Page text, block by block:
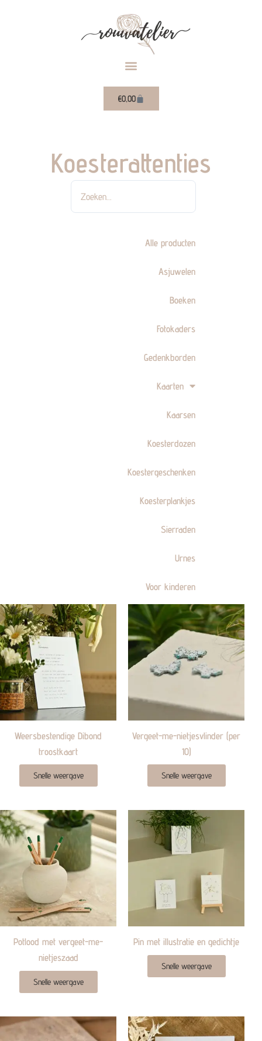
€0,00Winkelwagen
Koesterattenties
Alle producten
Asjuwelen
Boeken
Fotokaders
Gedenkborden
Kaarten
Kaarsen
Koesterdozen
Koestergeschenken
Koesterplankjes
Sierraden
Urnes
Voor kinderen
Weersbestendige Dibond
troostkaart
Snelle weergave
Vergeet-me-nietjesvlinder (per
10)
Snelle weergave
Potlood met vergeet-me-
nietjeszaad
Snelle weergave
Pin met illustratie en gedichtje
Snelle weergave